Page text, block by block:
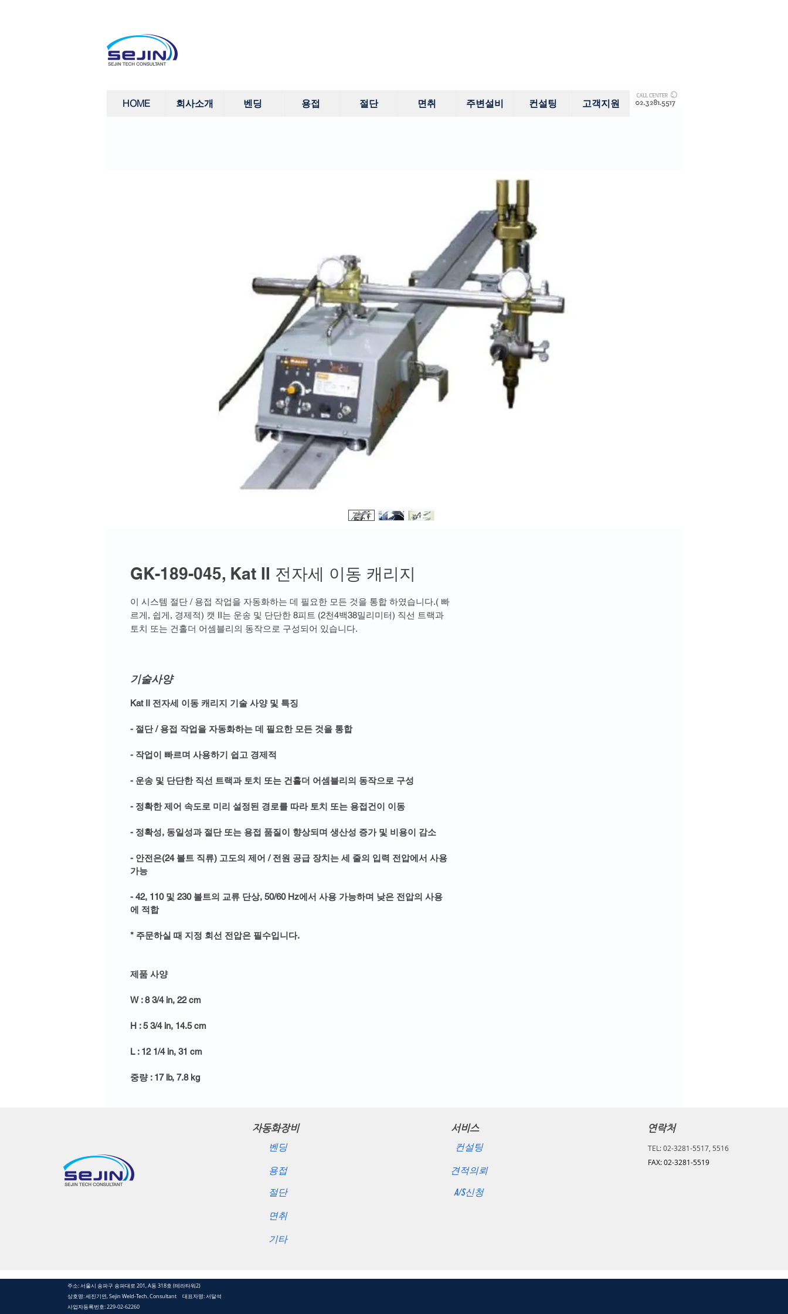
HOME 회사소개 벤딩 용접 절단 면취 주변설비 컨설팅 고객지원
GK-189-045, Kat II 전자세 이동 캐리지
이 시스템 절단 / 용접 작업을 자동화하는 데 필요한 모든 것을 통합 하였습니다.( 빠
르게, 쉽게, 경제적) 캣 II는 운송 및 단단한 8피트 (2천4백38밀리미터) 직선 트랙과
토치 또는 건홀더 어셈블리의 동작으로 구성되어 있습니다.
기술사양
Kat II 전자세 이동 캐리지 기술 사양 및 특징
- 절단 / 용접 작업을 자동화하는 데 필요한 모든 것을 통합
- 작업이 빠르며 사용하기 쉽고 경제적
- 운송 및 단단한 직선 트랙과 토치 또는 건홀더 어셈블리의 동작으로 구성
- 정확한 제어 속도로 미리 설정된 경로를 따라 토치 또는 용접건이 이동
- 정확성, 동일성과 절단 또는 용접 품질이 향상되며 생산성 증가 및 비용이 감소
- 안전은(24 볼트 직류) 고도의 제어 / 전원 공급 장치는 세 줄의 입력 전압에서 사용
가능
- 42, 110 및 230 볼트의 교류 단상, 50/60 Hz에서 사용 가능하며 낮은 전압의 사용
에 적합
* 주문하실 때 지정 회선 전압은 필수입니다.
제품 사양
W : 8 3/4 in, 22 cm
H : 5 3/4 in, 14.5 cm
L : 12 1/4 in, 31 cm
중량 : 17 lb, 7.8 kg
자동화장비
벤딩
용접
절단
면취
기타
서비스
컨설팅
견적의뢰
A/S신청
연락처
TEL: 02-3281-5517, 5516
FAX: 02-3281-5519
주소: 서울시 송파구 송파대로 201, A동 318호 (테라타워2)
상호명: 세진기연, Sejin Weld-Tech. Consultant 대표자명: 서달석
사업자등록번호: 229-02-62260